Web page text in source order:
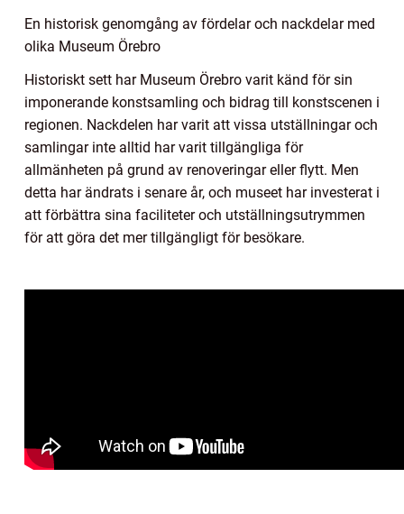
En historisk genomgång av fördelar och nackdelar med
olika Museum Örebro
Historiskt sett har Museum Örebro varit känd för sin
imponerande konstsamling och bidrag till konstscenen i
regionen. Nackdelen har varit att vissa utställningar och
samlingar inte alltid har varit tillgängliga för
allmänheten på grund av renoveringar eller flytt. Men
detta har ändrats i senare år, och museet har investerat i
att förbättra sina faciliteter och utställningsutrymmen
för att göra det mer tillgängligt för besökare.